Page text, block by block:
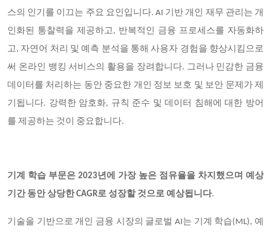
스의 인기를 이끄는 주요 요인입니다. AI 기반 개인 재무 관리는 개
인화된 통찰력을 제공하고, 반복적인 금융 프로세스를 자동화하
고, 자연어 처리 및 예측 분석을 통해 사용자 경험을 향상시킴으로
써 온라인 뱅킹 서비스의 활용을 장려합니다. 그러나 민감한 금융
데이터를 처리하는 동안 중요한 개인 정보 보호 및 보안 문제가 제
기됩니다. 강력한 암호화, 규칙 준수 및 데이터 침해에 대한 방어
를 제공하는 것이 중요합니다.
기계 학습 부문은 2023년에 가장 높은 점유율을 차지했으며 예상
기간 동안 상당한 CAGR로 성장할 것으로 예상됩니다.
기술을 기반으로 개인 금융 시장의 글로벌 AI는 기계 학습(ML), 예